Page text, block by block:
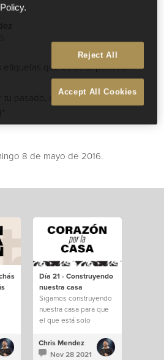
etiquetas que otros te pusieron
tu pasado, eres definido por lo
8 de mayo de 2016.
Día 21 - Construyendo
nuestra casa
Sigamos construyendo
nuestra casa para que
el que está solo
Chris Mendez
Nov 28 2021
Reject All
Accept All Cookies